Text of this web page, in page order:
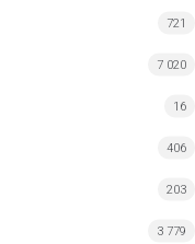
721
7 020
16
406
203
3 779